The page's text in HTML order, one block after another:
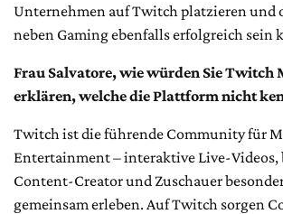
Unternehmen auf Twitch platzieren und
neben Gaming ebenfalls erfolgreich sein
Frau Salvatore, wie würden Sie Twitch
erklären, welche die Plattform nicht
Twitch ist die führende Community für
Entertainment – interaktive Live-Videos,
Content-Creator und Zuschauer
gemeinsam erleben. Auf Twitch sorgen